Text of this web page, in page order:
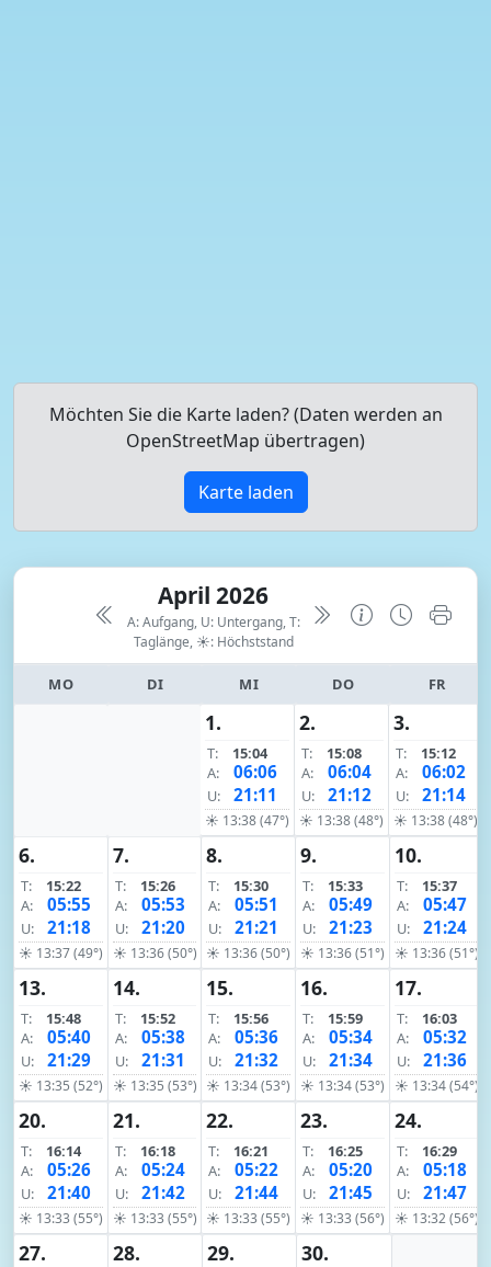
Möchten Sie die Karte laden? (Daten werden an
OpenStreetMap übertragen)
Karte laden
April 2026
A: Aufgang, U: Untergang, T:
Taglänge, ☀: Höchststand
MO DI MI DO FR
1.
T:
15:04
A:
06:06
U: 21:11
☀ 13:38 (47°)
2.
T:
15:08
A:
06:04
U: 21:12
☀ 13:38 (48°)
3.
T:
15:12
A:
06:02
U: 21:14
☀ 13:38 (48°)
6.
T:
15:22
A:
05:55
U: 21:18
☀ 13:37 (49°)
7.
T:
15:26
A:
05:53
U: 21:20
☀ 13:36 (50°)
8.
T:
15:30
A:
05:51
U: 21:21
☀ 13:36 (50°)
9.
T:
15:33
A:
05:49
U: 21:23
☀ 13:36 (51°)
10.
T:
15:37
A:
05:47
U: 21:24
☀ 13:36 (51°)
13.
T:
15:48
A:
05:40
U: 21:29
☀ 13:35 (52°)
14.
T:
15:52
A:
05:38
U: 21:31
☀ 13:35 (53°)
15.
T:
15:56
A:
05:36
U: 21:32
☀ 13:34 (53°)
16.
T:
15:59
A:
05:34
U: 21:34
☀ 13:34 (53°)
17.
T:
16:03
A:
05:32
U: 21:36
☀ 13:34 (54°)
20.
T:
16:14
A:
05:26
U: 21:40
☀ 13:33 (55°)
21.
T:
16:18
A:
05:24
U: 21:42
☀ 13:33 (55°)
22.
T:
16:21
A:
05:22
U: 21:44
☀ 13:33 (55°)
23.
T:
16:25
A:
05:20
U: 21:45
☀ 13:33 (56°)
24.
T:
16:29
A:
05:18
U: 21:47
☀ 13:32 (56°)
27. 28. 29. 30.